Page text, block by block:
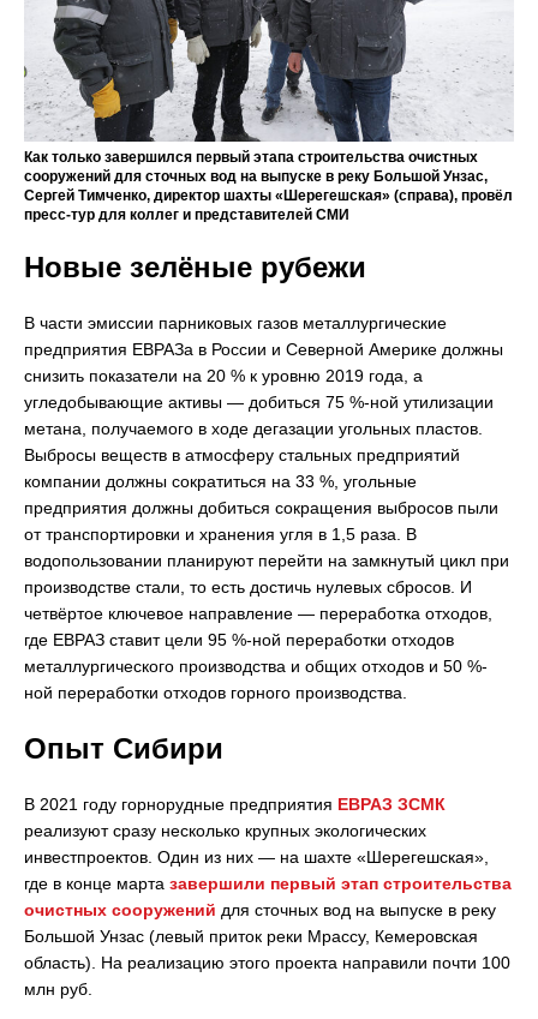
Как только завершился первый этапа строительства очистных
сооружений для сточных вод на выпуске в реку Большой Унзас,
Сергей Тимченко, директор шахты «Шерегешская» (справа), провёл
пресс-тур для коллег и представителей СМИ
Новые зелёные рубежи
В части эмиссии парниковых газов металлургические
предприятия ЕВРАЗа в России и Северной Америке должны
снизить показатели на 20 % к уровню 2019 года, а
угледобывающие активы — добиться 75 %-ной утилизации
метана, получаемого в ходе дегазации угольных пластов.
Выбросы веществ в атмосферу стальных предприятий
компании должны сократиться на 33 %, угольные
предприятия должны добиться сокращения выбросов пыли
от транспортировки и хранения угля в 1,5 раза. В
водопользовании планируют перейти на замкнутый цикл при
производстве стали, то есть достичь нулевых сбросов. И
четвёртое ключевое направление — переработка отходов,
где ЕВРАЗ ставит цели 95 %-ной переработки отходов
металлургического производства и общих отходов и 50 %-
ной переработки отходов горного производства.
Опыт Сибири
В 2021 году горнорудные предприятия ЕВРАЗ ЗСМК
реализуют сразу несколько крупных экологических
инвестпроектов. Один из них — на шахте «Шерегешская»,
где в конце марта завершили первый этап строительства
очистных сооружений для сточных вод на выпуске в реку
Большой Унзас (левый приток реки Мрассу, Кемеровская
область). На реализацию этого проекта направили почти 100
млн руб.